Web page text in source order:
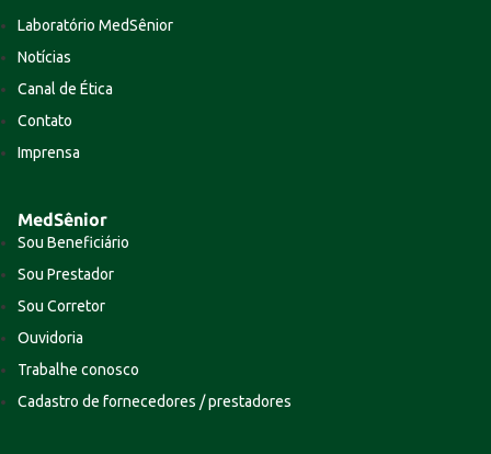
Laboratório MedSênior
Notícias
Canal de Ética
Contato
Imprensa
MedSênior
Sou Beneficiário
Sou Prestador
Sou Corretor
Ouvidoria
Trabalhe conosco
Cadastro de fornecedores / prestadores